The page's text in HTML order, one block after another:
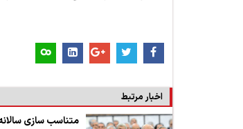
اخبار مرتبط
متناسب سازی سالانه به میزان ۱۰ درصد تصویب شد / پرداخت مبالغ